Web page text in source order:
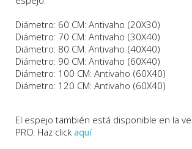
Diámetro: 60 CM: Antivaho (20X30)
Diámetro: 70 CM: Antivaho (30X40)
Diámetro: 80 CM: Antivaho (40X40)
Diámetro: 90 CM: Antivaho (60X40)
Diámetro: 100 CM: Antivaho (60X40)
Diámetro: 120 CM: Antivaho (60X40)
El espejo también está disponible en la
PRO. Haz click aquí